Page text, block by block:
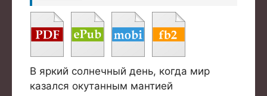
В яркий солнечный день, когда мир
казался окутанным мантией